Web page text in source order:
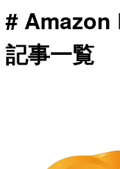
# Amazon
記事一覧